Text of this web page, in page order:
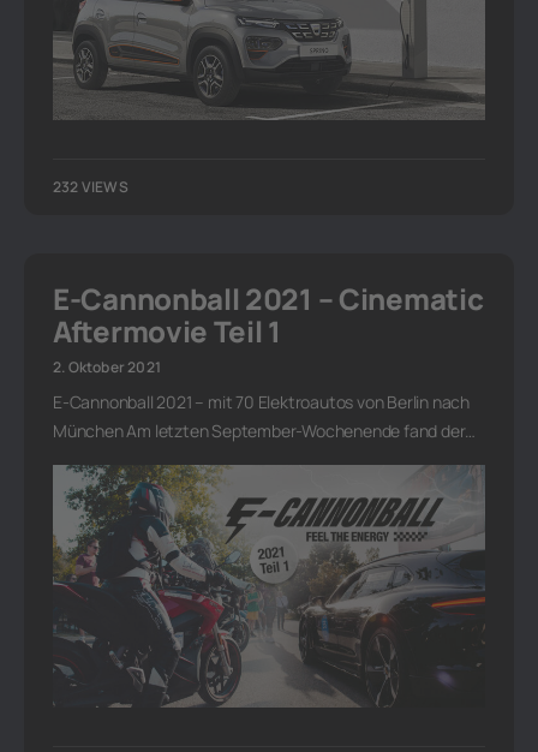
232 VIEWS
E-Cannonball 2021 – Cinematic
Aftermovie Teil 1
2. Oktober 2021
E-Cannonball 2021 – mit 70 Elektroautos von Berlin nach
München Am letzten September-Wochenende fand der…